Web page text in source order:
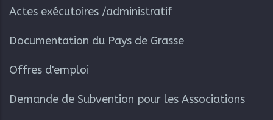
Actes exécutoires /administratif
Documentation du Pays de Grasse
Offres d'emploi
Demande de Subvention pour les Associations